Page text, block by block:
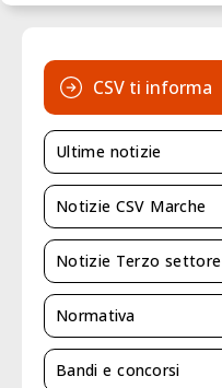
CSV ti informa
Ultime notizie
Notizie CSV Marche
Notizie Terzo settore
Normativa
Bandi e concorsi